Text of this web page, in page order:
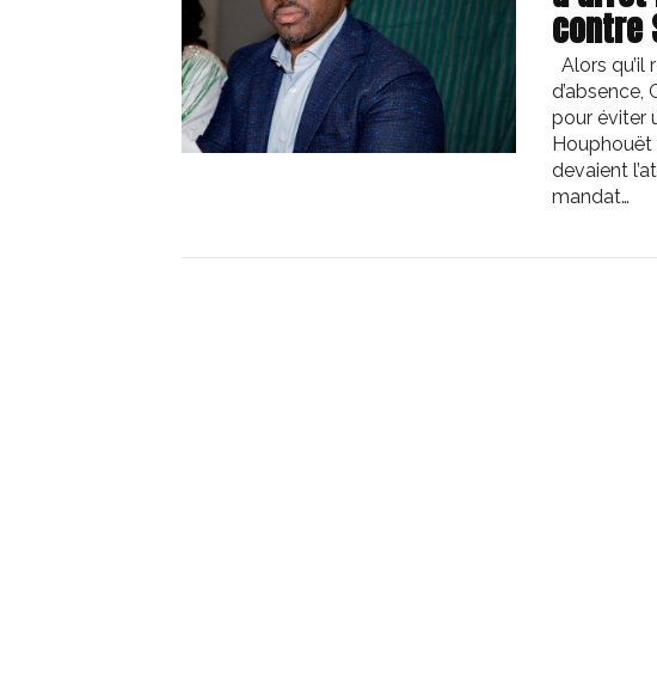
contre
Alors qu’il
d’absence,
pour éviter
Houphouët
devaient
mandat…